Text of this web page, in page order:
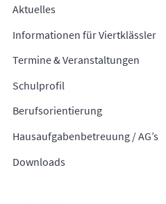
Aktuelles
Informationen für Viertklässler
Termine & Veranstaltungen
Schulprofil
Berufsorientierung
Hausaufgabenbetreuung / AG’s
Downloads